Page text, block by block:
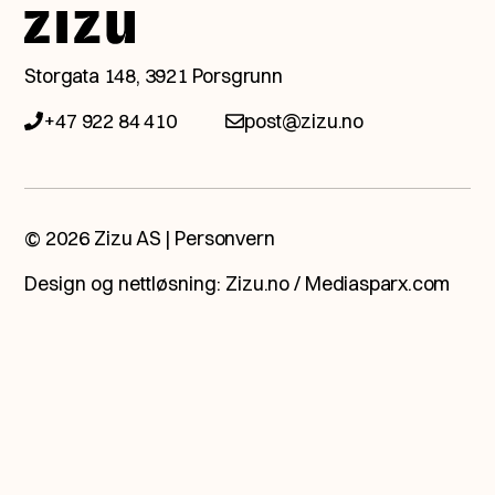
Snakk med en av våre
eksperter.
møte, helt ubetinget og åpent, og ser
Storgata 148, 3921 Porsgrunn
+47 922 84 410
post@zizu.no
© 2026 Zizu AS | Personvern
Design og nettløsning: Zizu.no/ Mediasparx.com